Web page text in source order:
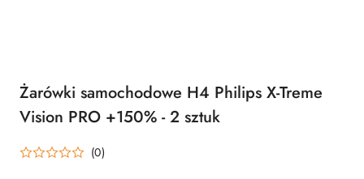
Żarówki samochodowe H4 Philips X-Treme
Vision PRO +150% - 2 sztuk
(0)